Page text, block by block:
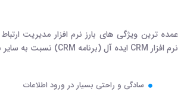
عمده ترین ویژگی های بارز نرم افزار مدیریت
نرم افزار CRM ایده آل (برنامه CRM) نسبت به سایر نرم افزار ها:
سادگی و راحتی بسیار در ورود اطلاعات